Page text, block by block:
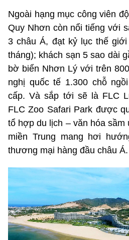
Ngoài hạng mục công viên
Quy Nhơn còn nổi tiếng với
3 châu Á, đạt kỷ lục thế
tháng); khách sạn 5 sao dài
bờ biển Nhơn Lý với trên
nghị quốc tế 1.300 chỗ
cấp. Và sắp tới sẽ là FLC
FLC Zoo Safari Park được
tổ hợp du lịch – văn hóa sầm
miền Trung mang hơi
thương mại hàng đầu châu Á.